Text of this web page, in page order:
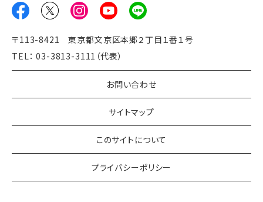
〒113-8421 東京都文京区本郷２丁目１番１号
TEL： 03-3813-3111（代表）
お問い合わせ
サイトマップ
このサイトについて
プライバシーポリシー